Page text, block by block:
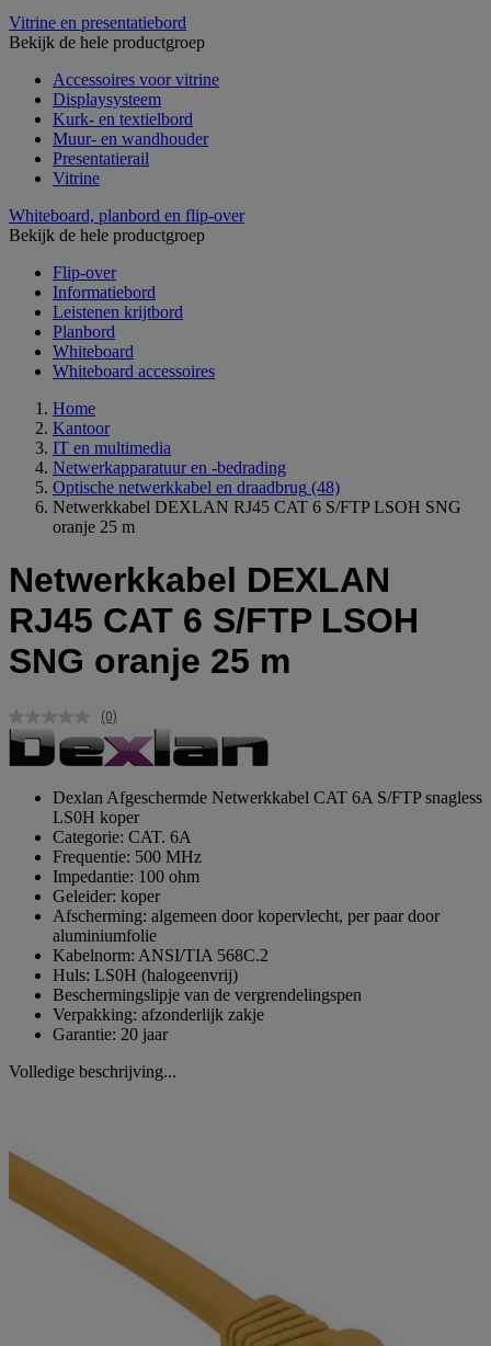
Vitrine en presentatiebord
Bekijk de hele productgroep
Accessoires voor vitrine
Displaysysteem
Kurk- en textielbord
Muur- en wandhouder
Presentatierail
Vitrine
Whiteboard, planbord en flip-over
Bekijk de hele productgroep
Flip-over
Informatiebord
Leistenen krijtbord
Planbord
Whiteboard
Whiteboard accessoires
Home
Kantoor
IT en multimedia
Netwerkapparatuur en -bedrading
Optische netwerkkabel en draadbrug (48)
Netwerkkabel DEXLAN RJ45 CAT 6 S/FTP LSOH SNG
oranje 25 m
Netwerkkabel DEXLAN
RJ45 CAT 6 S/FTP LSOH
SNG oranje 25 m
Geen
scorewaarde.
Dezelfde
(0)
Dexlan Afgeschermde Netwerkkabel CAT 6A S/FTP snagless
LS0H koper
Categorie: CAT. 6A
Frequentie: 500 MHz
Impedantie: 100 ohm
Geleider: koper
Afscherming: algemeen door kopervlecht, per paar door
aluminiumfolie
Kabelnorm: ANSI/TIA 568C.2
Huls: LS0H (halogeenvrij)
Beschermingslipje van de vergrendelingspen
Verpakking: afzonderlijk zakje
Garantie: 20 jaar
Volledige beschrijving...